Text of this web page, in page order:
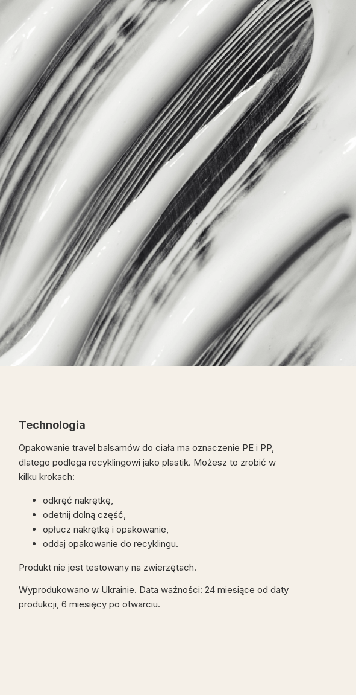
Technologia
Opakowanie travel balsamów do ciała ma oznaczenie PE i PP,
dlatego podlega recyklingowi jako plastik. Możesz to zrobić w
kilku krokach:
odkręć nakrętkę,
odetnij dolną część,
opłucz nakrętkę i opakowanie,
oddaj opakowanie do recyklingu.
Produkt nie jest testowany na zwierzętach.
Wyprodukowano w Ukrainie. Data ważności: 24 miesiące od daty
produkcji, 6 miesięcy po otwarciu.